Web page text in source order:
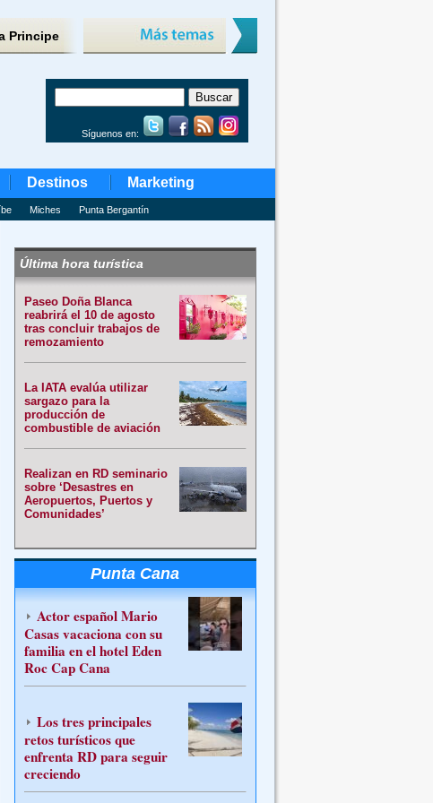
Principe
Síguenos en:
Destinos Marketing
Miches Punta Bergantín
Última hora turística
Paseo Doña Blanca
reabrirá el 10 de agosto
tras concluir trabajos de
remozamiento
La IATA evalúa utilizar
sargazo para la
producción de
combustible de aviación
Realizan en RD seminario
sobre ‘Desastres en
Aeropuertos, Puertos y
Comunidades’
Punta Cana
Actor español Mario
Casas vacaciona con su
familia en el hotel Eden
Roc Cap Cana
Los tres principales
retos turísticos que
enfrenta RD para seguir
creciendo